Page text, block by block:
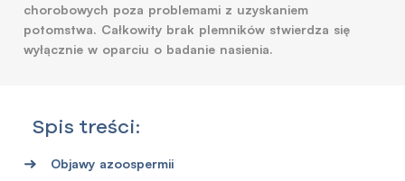
chorobowych poza problemami z uzyskaniem
potomstwa. Całkowity brak plemników stwierdza się
wyłącznie w oparciu o badanie nasienia.
Spis treści:
Objawy azoospermii